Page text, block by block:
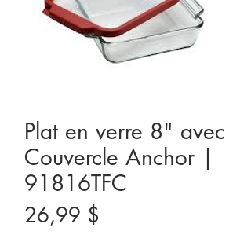
Plat en verre 8" avec
Couvercle Anchor |
91816TFC
26,99 $